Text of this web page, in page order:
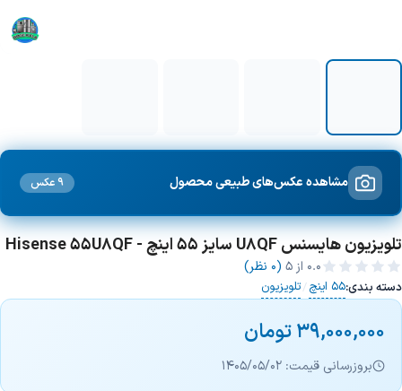
مشاهده عکس‌های طبیعی محصول 9 عکس
تلویزیون هایسنس U8QF سایز 55 اینچ - Hisense 55U8QF
0.0 از ۵ (0 نظر)
دسته بندی:55 اینچ /تلویزیون
39,000,000تومان
بروزرسانی قیمت: 1405/05/02